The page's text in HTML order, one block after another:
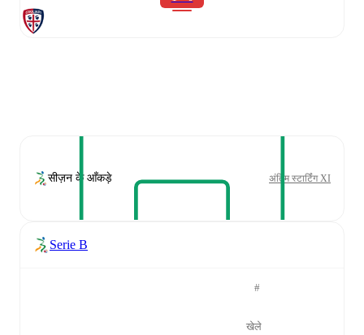
सीज़न के आँकड़े अंतिम स्टार्टिंग XI
Serie B
#
खेले